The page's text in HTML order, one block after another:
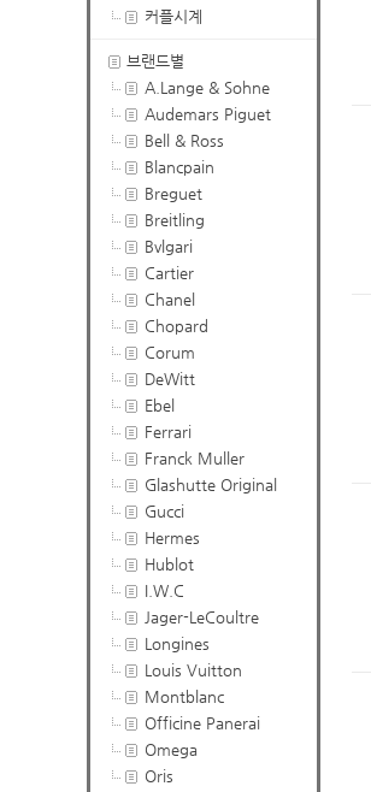
커플시계
브랜드별
A.Lange & Sohne
Audemars Piguet
Bell & Ross
Blancpain
Breguet
Breitling
Bvlgari
Cartier
Chanel
Chopard
Corum
DeWitt
Ebel
Ferrari
Franck Muller
Glashutte Original
Gucci
Hermes
Hublot
I.W.C
Jager-LeCoultre
Longines
Louis Vuitton
Montblanc
Officine Panerai
Omega
Oris